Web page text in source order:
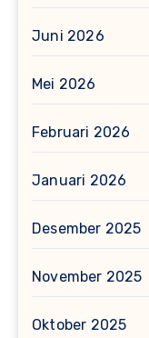
Juni 2026
Mei 2026
Februari 2026
Januari 2026
Desember 2025
November 2025
Oktober 2025